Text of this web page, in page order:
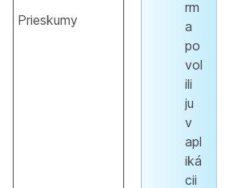
Prieskumy
rm
a
po
vol
ili
ju
v
apl
iká
cii